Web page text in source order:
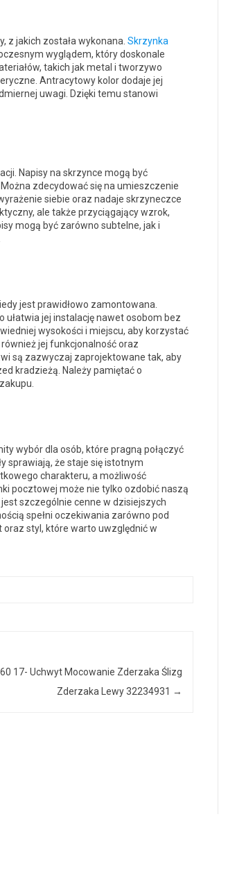
z jakich została wykonana. Skrzynka
wyglądem, który doskonale
takich jak metal i tworzywo
Antracytowy kolor dodaje jej
uwagi. Dzięki temu stanowi
Napisy na skrzynce mogą być
zdecydować się na umieszczenie
siebie oraz nadaje skrzyneczce
ale także przyciągający wzrok,
mogą być zarówno subtelne, jak i
jest prawidłowo zamontowana.
jej instalację nawet osobom bez
wysokości i miejscu, aby korzystać
jej funkcjonalność oraz
są zazwyczaj zaprojektowane tak, aby
kradzieżą. Należy pamiętać o
wybór dla osób, które pragną połączyć
sprawiają, że staje się istotnym
charakteru, a możliwość
pocztowej może nie tylko ozdobić naszą
szczególnie cenne w dzisiejszych
spełni oczekiwania zarówno pod
styl, które warto uwzględnić w
17- Uchwyt Mocowanie Zderzaka Ślizg
Zderzaka Lewy 32234931 →